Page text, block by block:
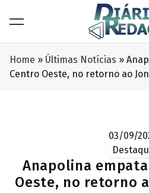
Home » Últimas Notícias »
Centro Oeste, no retorno ao
03/09/
Anapolina
Oeste, no retorno